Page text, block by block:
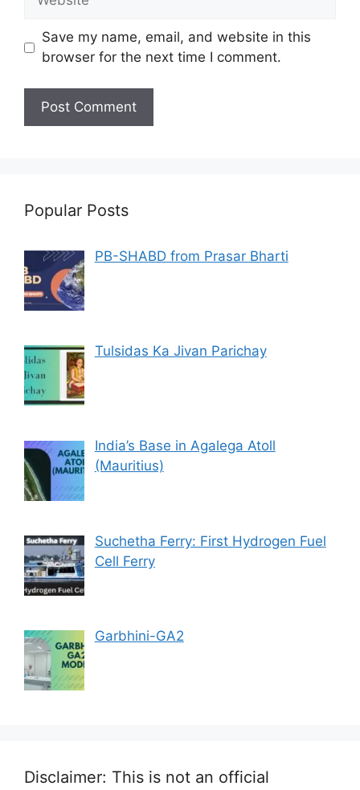
Save my name, email, and website in this
browser for the next time I comment.
Popular Posts
PB-SHABD from Prasar Bharti
Tulsidas Ka Jivan Parichay
India’s Base in Agalega Atoll
(Mauritius)
Suchetha Ferry: First Hydrogen Fuel
Cell Ferry
Garbhini-GA2
Disclaimer: This is not an official